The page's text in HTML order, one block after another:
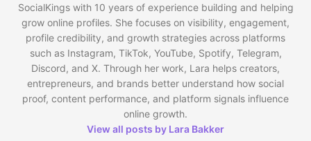
SocialKings with 10 years of experience building and helping
grow online profiles. She focuses on visibility, engagement,
profile credibility, and growth strategies across platforms
such as Instagram, TikTok, YouTube, Spotify, Telegram,
Discord, and X. Through her work, Lara helps creators,
entrepreneurs, and brands better understand how social
proof, content performance, and platform signals influence
online growth.
View all posts by Lara Bakker